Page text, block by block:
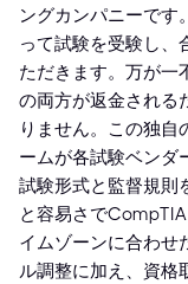
ングカンパニーです
って試験を受験し、
ただきます。万が一
の両方が返金される
りません。この独自
ームが各試験ベンダ
試験形式と監督規則
と容易さで
イムゾーンに合わせ
ル調整に加え、資格